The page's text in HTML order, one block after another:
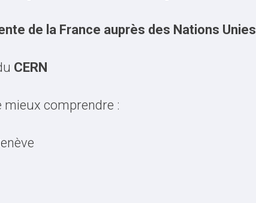
de la France auprès des Nations Unies
CERN
comprendre :